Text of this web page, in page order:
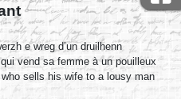
e wreg d’un druilhenn
qui vend sa femme à un pouilleux
sells his wife to a lousy man